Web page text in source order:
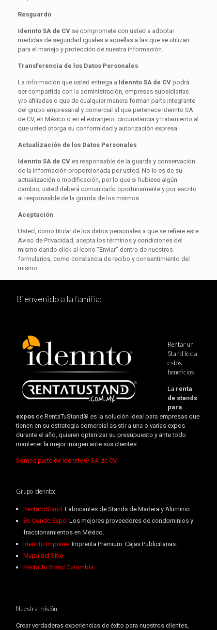
Resguardo
Idennto SA de CVse compromete con usted a adoptar
medidas de seguridad iguales a aquellas a las que se utilizan
para el manejo y protección de nuestra información.
Transferencia de los Datos Personales
La información que usted entrega a Idennto SA de CVpodrá
ser compartida con la administración, empresas subsidiarias
y/o afiliadas o que de cualquier manera forman parte integrante
del grupo empresarial y comercial al que pertenece Idennto SA
de CV, en México o en el extranjero, circunstancia y tratamiento al
que usted otorga su conformidad y autorización expresa.
Actualización de los Datos Personales
Idennto SA de CVes responsable de la guarda y conservación
de la información proporcionada por usted. No lo es de su
actualización o modificación, por lo que si hubiese algún
cambio, usted deberá comunicarlo oportunamente y por escrito
al responsable de la guarda de los mismos.
Aceptación
Usted, como titular de los datos personales a que se refiere este
Aviso de Privacidad, acepta los términos y condiciones del
mismo dando click al ícono “Enviar” dentro de nuestros
formularios, como constancia de recibo y consentimiento del
mismo.
Bienvenido a la familia:
Rentar un
Stand le da
estos
beneficios:
La renta
de stands
para
expos de RentaTuStand® es la solución ideal para empresas que
tienen en su estrategia comercial asistir a una o varias expos
durante el año, quieren optimizar su presupuesto y ante todo
mantener la mejor imagen ante sus clientes.
Somos parte de Idennto® SA de CV.
Grupo Idennto:
RentaTuStand:Fabricantes de Stands de Madera y Aluminio.
Be Condo Expo: Los mejores proveedores de condominios y
fraccionamientos en México.
Idennto Imprime:Imprenta Premium. Cajas Publicitarias.
Mapa del Sitio
Renta Tu Stand Colombia.
Nuestra misión:
Crear verdaderas experiencias de éxito para nuestros clientes,